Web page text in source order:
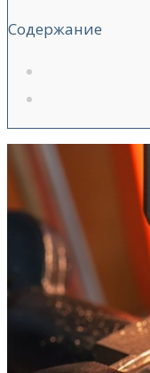
Содержание